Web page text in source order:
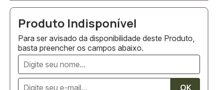
Para ser avisado da disponibilidade deste Produto,
basta preencher os campos abaixo.